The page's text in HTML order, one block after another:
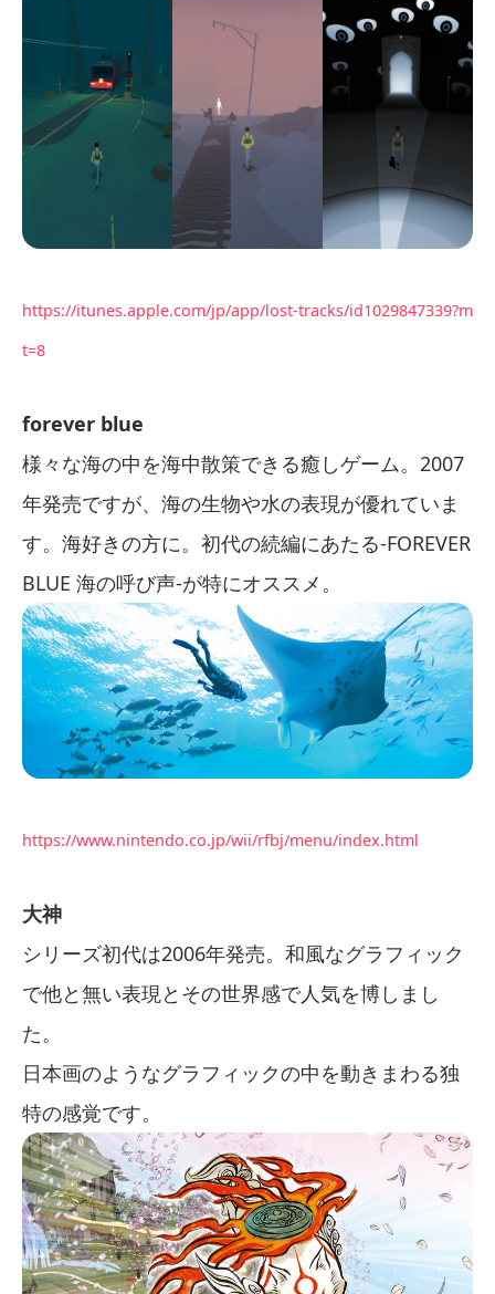
https://itunes.apple.com/jp/app/lost-tracks/id1029847339?m
t=8
forever blue
様々な海の中を海中散策できる癒しゲーム。2007
年発売ですが、海の生物や水の表現が優れていま
す。海好きの方に。初代の続編にあたる-FOREVER
BLUE 海の呼び声-が特にオススメ。
https://www.nintendo.co.jp/wii/rfbj/menu/index.html
大神
シリーズ初代は2006年発売。和風なグラフィック
で他と無い表現とその世界感で人気を博しまし
た。
日本画のようなグラフィックの中を動きまわる独
特の感覚です。